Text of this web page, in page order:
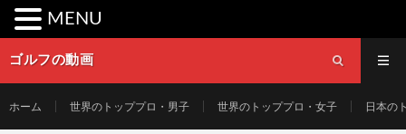
ゴルフの動画
ホーム 世界のトッププロ・男子 世界のトッププロ・女子 日本の
MENU